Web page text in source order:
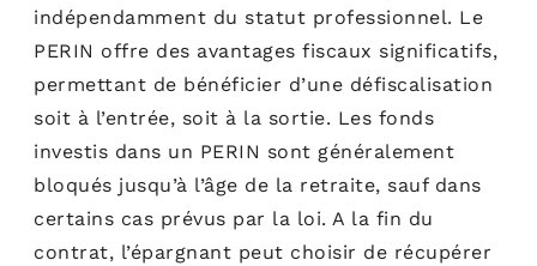
indépendamment du statut professionnel. Le
PERIN offre des avantages fiscaux significatifs,
permettant de bénéficier d’une défiscalisation
soit à l’entrée, soit à la sortie. Les fonds
investis dans un PERIN sont généralement
bloqués jusqu’à l’âge de la retraite, sauf dans
certains cas prévus par la loi. A la fin du
contrat, l’épargnant peut choisir de récupérer